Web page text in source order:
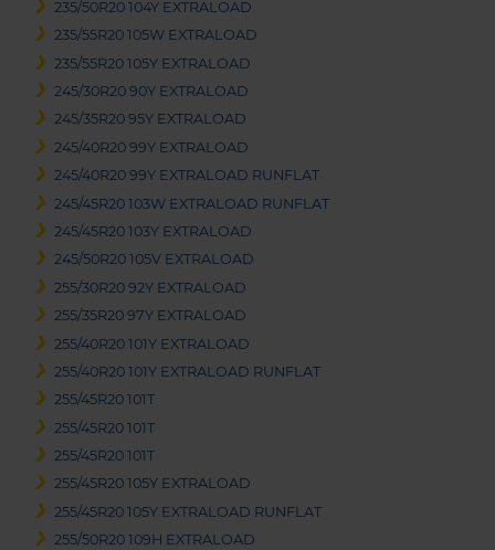
235/50R20 104Y EXTRALOAD
235/55R20 105W EXTRALOAD
235/55R20 105Y EXTRALOAD
245/30R20 90Y EXTRALOAD
245/35R20 95Y EXTRALOAD
245/40R20 99Y EXTRALOAD
245/40R20 99Y EXTRALOAD RUNFLAT
245/45R20 103W EXTRALOAD RUNFLAT
245/45R20 103Y EXTRALOAD
245/50R20 105V EXTRALOAD
255/30R20 92Y EXTRALOAD
255/35R20 97Y EXTRALOAD
255/40R20 101Y EXTRALOAD
255/40R20 101Y EXTRALOAD RUNFLAT
255/45R20 101T
255/45R20 101T
255/45R20 101T
255/45R20 105Y EXTRALOAD
255/45R20 105Y EXTRALOAD RUNFLAT
255/50R20 109H EXTRALOAD